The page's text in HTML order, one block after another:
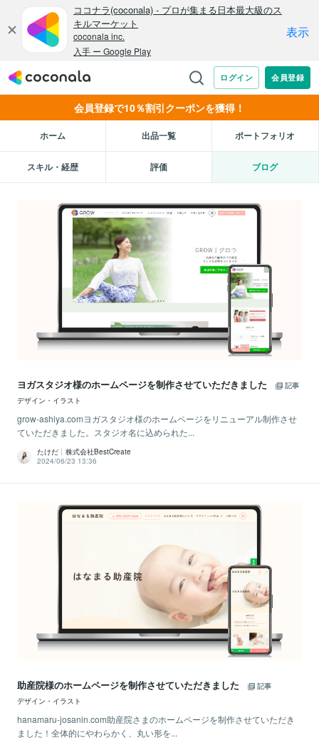
会員登録で10％割引クーポンを獲得！
ホーム 出品一覧 ポートフォリオ
スキル・経歴 評価 ブログ
ヨガスタジオ様のホームページを制作させていただきました
記事
デザイン・イラスト
grow-ashiya.comヨガスタジオ様のホームページをリニューアル制作させ
ていただきました。スタジオ名に込められた...
たけだ┊株式会社BestCreate
2024/06/23 13:36
助産院様のホームページを制作させていただきました
記事
デザイン・イラスト
hanamaru-josanin.com助産院さまのホームページを制作させていただき
ました！全体的にやわらかく、丸い形を...